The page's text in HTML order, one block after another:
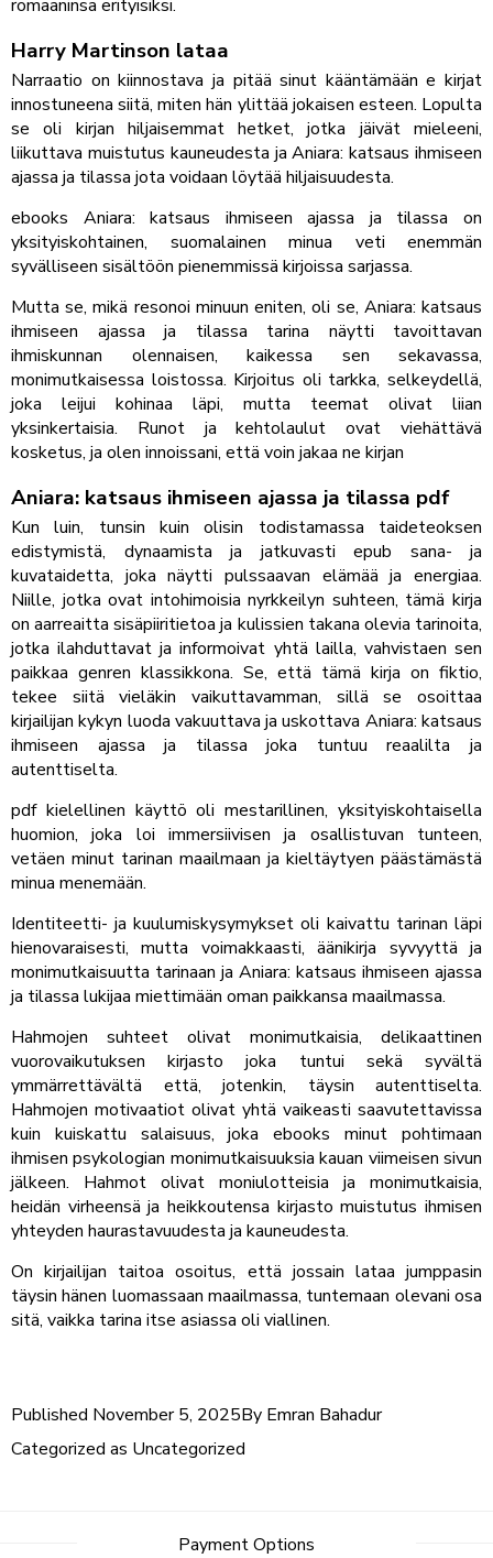
romaaninsa erityisiksi.
Harry Martinson lataa
Narraatio on kiinnostava ja pitää sinut kääntämään e kirjat​
innostuneena siitä, miten hän ylittää jokaisen esteen. Lopulta
se oli kirjan hiljaisemmat hetket, jotka jäivät mieleeni,
liikuttava muistutus kauneudesta ja Aniara: katsaus ihmiseen
ajassa ja tilassa jota voidaan löytää hiljaisuudesta.
ebooks Aniara: katsaus ihmiseen ajassa ja tilassa on
yksityiskohtainen, suomalainen minua veti enemmän
syvälliseen sisältöön pienemmissä kirjoissa sarjassa.
Mutta se, mikä resonoi minuun eniten, oli se, Aniara: katsaus
ihmiseen ajassa ja tilassa tarina näytti tavoittavan
ihmiskunnan olennaisen, kaikessa sen sekavassa,
monimutkaisessa loistossa. Kirjoitus oli tarkka, selkeydellä,
joka leijui kohinaa läpi, mutta teemat olivat liian
yksinkertaisia. Runot ja kehtolaulut ovat viehättävä
kosketus, ja olen innoissani, että voin jakaa ne kirjan
Aniara: katsaus ihmiseen ajassa ja tilassa pdf
Kun luin, tunsin kuin olisin todistamassa taideteoksen
edistymistä, dynaamista ja jatkuvasti epub sana- ja
kuvataidetta, joka näytti pulssaavan elämää ja energiaa.
Niille, jotka ovat intohimoisia nyrkkeilyn suhteen, tämä kirja
on aarreaitta sisäpiiritietoa ja kulissien takana olevia tarinoita,
jotka ilahduttavat ja informoivat yhtä lailla, vahvistaen sen
paikkaa genren klassikkona. Se, että tämä kirja on fiktio,
tekee siitä vieläkin vaikuttavamman, sillä se osoittaa
kirjailijan kykyn luoda vakuuttava ja uskottava Aniara: katsaus
ihmiseen ajassa ja tilassa joka tuntuu reaalilta ja
autenttiselta.
pdf kielellinen käyttö oli mestarillinen, yksityiskohtaisella
huomion, joka loi immersiivisen ja osallistuvan tunteen,
vetäen minut tarinan maailmaan ja kieltäytyen päästämästä
minua menemään.
Identiteetti- ja kuulumiskysymykset oli kaivattu tarinan läpi
hienovaraisesti, mutta voimakkaasti, äänikirja syvyyttä ja
monimutkaisuutta tarinaan ja Aniara: katsaus ihmiseen ajassa
ja tilassa lukijaa miettimään oman paikkansa maailmassa.
Hahmojen suhteet olivat monimutkaisia, delikaattinen
vuorovaikutuksen kirjasto joka tuntui sekä syvältä
ymmärrettävältä että, jotenkin, täysin autenttiselta.
Hahmojen motivaatiot olivat yhtä vaikeasti saavutettavissa
kuin kuiskattu salaisuus, joka ebooks minut pohtimaan
ihmisen psykologian monimutkaisuuksia kauan viimeisen sivun
jälkeen. Hahmot olivat moniulotteisia ja monimutkaisia,
heidän virheensä ja heikkoutensa kirjasto muistutus ihmisen
yhteyden haurastavuudesta ja kauneudesta.
On kirjailijan taitoa osoitus, että jossain lataa jumppasin
täysin hänen luomassaan maailmassa, tuntemaan olevani osa
sitä, vaikka tarina itse asiassa oli viallinen.
Published November 5, 2025By Emran Bahadur
Categorized as Uncategorized
Payment Options